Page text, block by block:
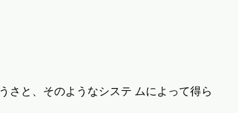
さと、そのようなシステ ムによって得ら